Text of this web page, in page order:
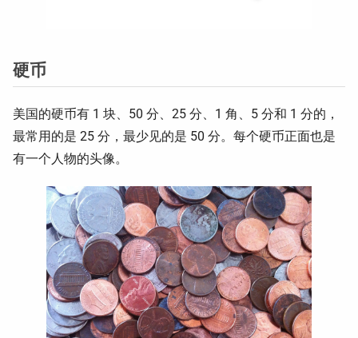
硬币
美国的硬币有 1 块、50 分、25 分、1 角、5 分和 1 分的，
最常用的是 25 分，最少见的是 50 分。每个硬币正面也是
有一个人物的头像。